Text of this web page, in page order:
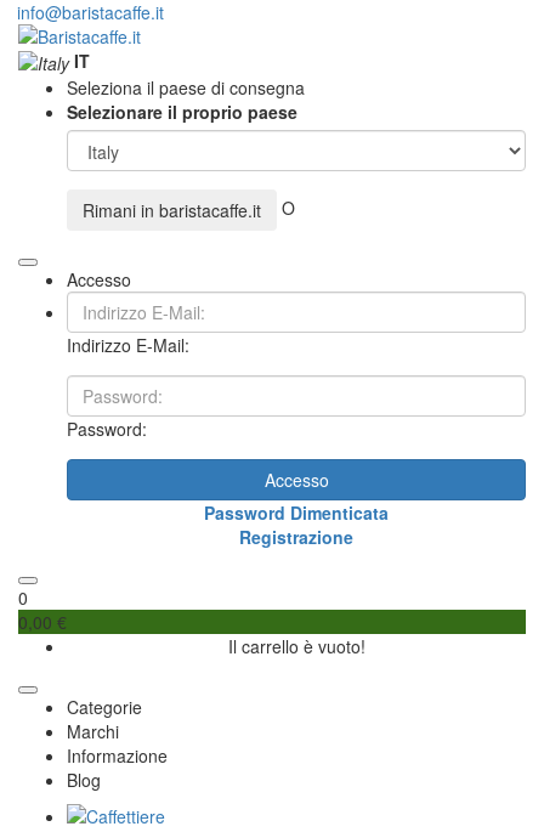
info@baristacaffe.it
IT
Seleziona il paese di consegna
Selezionare il proprio paese
Rimani in baristacaffe.it O
Accesso
Indirizzo E-Mail:
Password:
Accesso
Password Dimenticata
Registrazione
0
0,00 €
Il carrello è vuoto!
Categorie
Marchi
Informazione
Blog